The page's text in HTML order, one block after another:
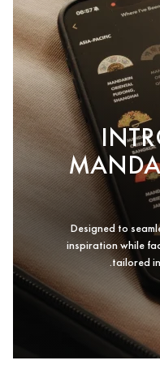
Designed to
inspiration while
tailored